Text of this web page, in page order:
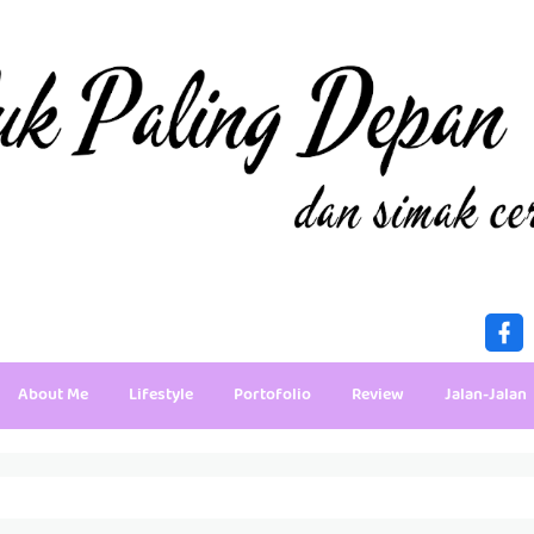
About Me Lifestyle Portofolio Review Jalan-Jalan